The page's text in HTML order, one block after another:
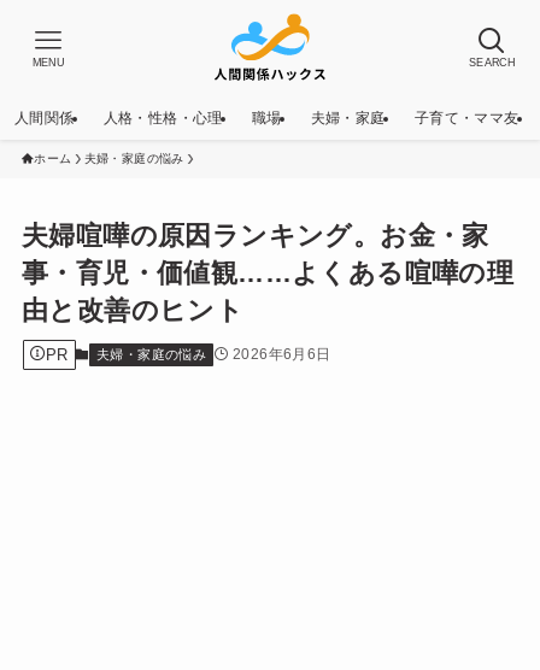
SEARCH
MENU
人間関係 人格・性格・心理 職場 夫婦・家庭 子育て・ママ友
ホーム 夫婦・家庭の悩み
夫婦喧嘩の原因ランキング。お金・家
事・育児・価値観……よくある喧嘩の理
由と改善のヒント
PR 夫婦・家庭の悩み 2026年6月6日